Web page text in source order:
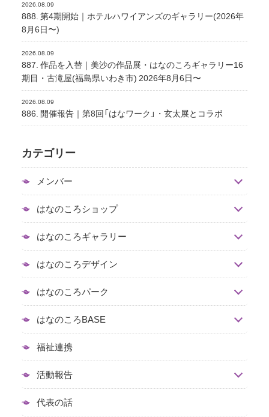
2026.08.09
888. 第4期開始｜ホテルハワイアンズのギャラリー(2026年
8月6日〜)
2026.08.09
887. 作品を入替｜美沙の作品展・はなのころギャラリー16
期目・古滝屋(福島県いわき市) 2026年8月6日〜
2026.08.09
886. 開催報告｜第8回「はなワーク」・玄太展とコラボ
カテゴリー
メンバー
はなのころショップ
はなのころギャラリー
はなのころデザイン
はなのころパーク
はなのころBASE
福祉連携
活動報告
代表の話